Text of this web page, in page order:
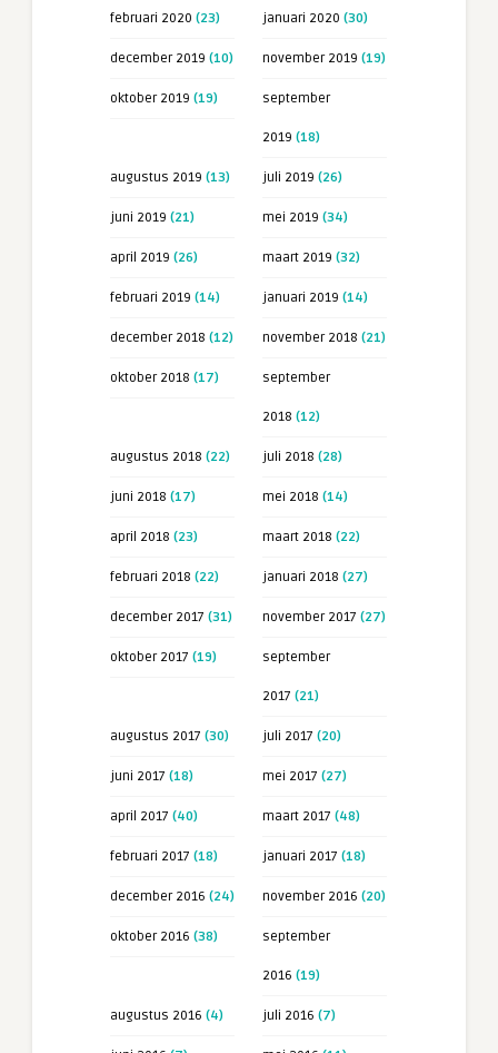
februari 2020 (23) januari 2020 (30)
december 2019 (10) november 2019 (19)
oktober 2019 (19) september
2019 (18)
augustus 2019 (13) juli 2019 (26)
juni 2019 (21) mei 2019 (34)
april 2019 (26) maart 2019 (32)
februari 2019 (14) januari 2019 (14)
december 2018 (12) november 2018 (21)
oktober 2018 (17) september
2018 (12)
augustus 2018 (22) juli 2018 (28)
juni 2018 (17) mei 2018 (14)
april 2018 (23) maart 2018 (22)
februari 2018 (22) januari 2018 (27)
december 2017 (31) november 2017 (27)
oktober 2017 (19) september
2017 (21)
augustus 2017 (30) juli 2017 (20)
juni 2017 (18) mei 2017 (27)
april 2017 (40) maart 2017 (48)
februari 2017 (18) januari 2017 (18)
december 2016 (24) november 2016 (20)
oktober 2016 (38) september
2016 (19)
augustus 2016 (4) juli 2016 (7)